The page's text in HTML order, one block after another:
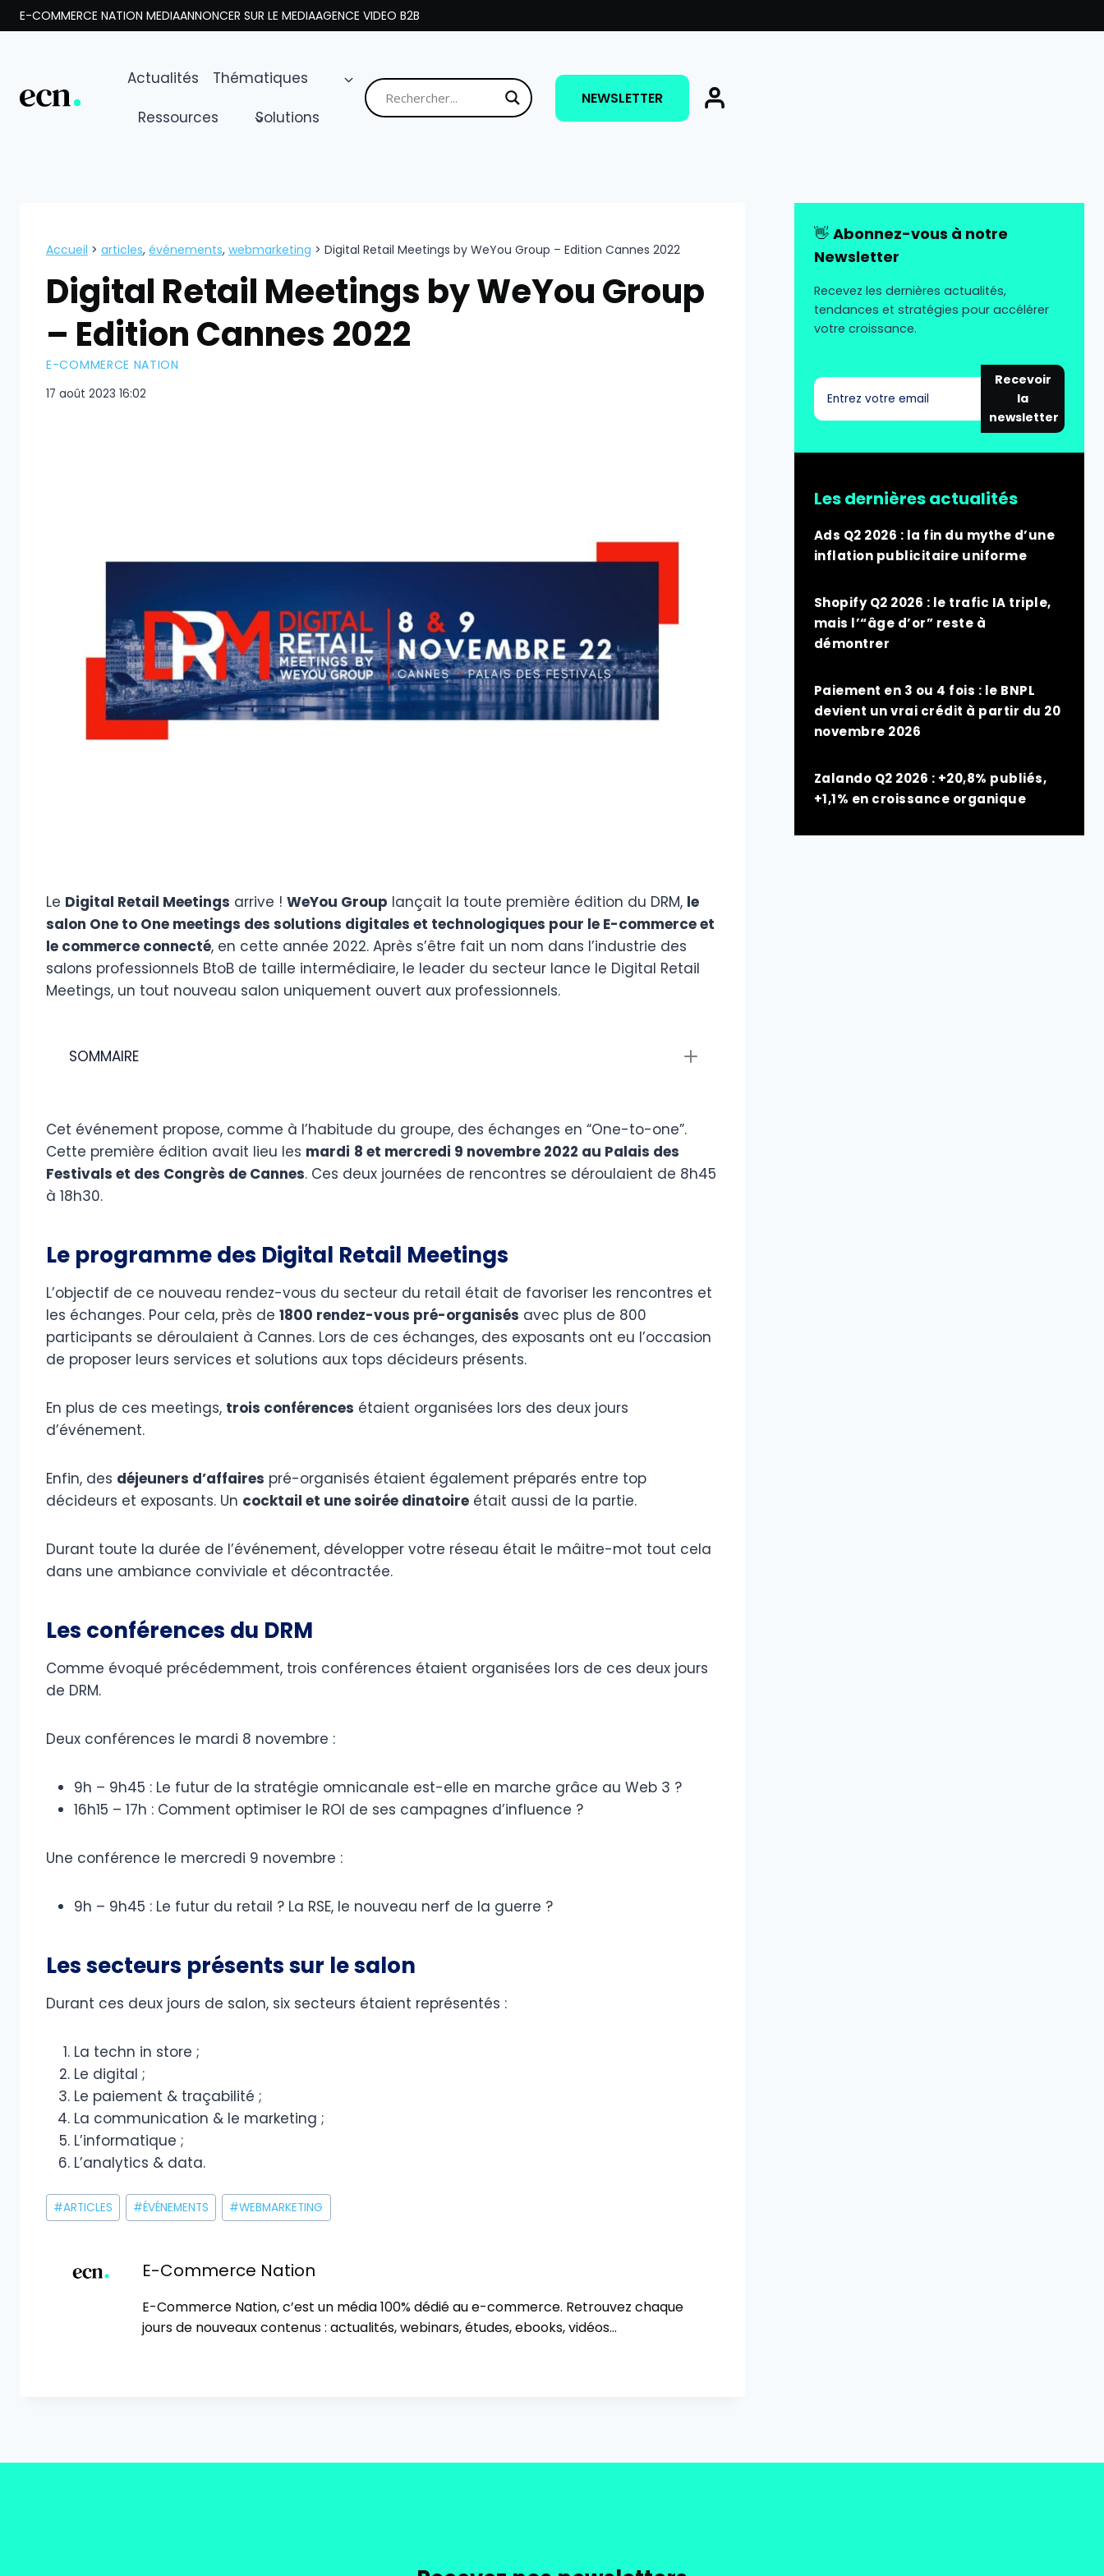
Aller
au
E-COMMERCE NATION MEDIAANNONCER SUR LE MEDIAAGENCE VIDEO B2B
Actualités
Thématiques
Ressources
Solutions
NEWSLETTER
Accueil > articles, événements, webmarketing > Digital Retail Meetings by WeYou Group – Edition Cannes 2022
Digital Retail Meetings by WeYou Group
– Edition Cannes 2022
E-COMMERCE NATION
17 août 2023 16:02
Le Digital Retail Meetings arrive ! WeYou Group lançait la toute première édition du DRM, le
salon One to One meetings des solutions digitales et technologiques pour le E-commerce et
le commerce connecté, en cette année 2022. Après s’être fait un nom dans l’industrie des
salons professionnels BtoB de taille intermédiaire, le leader du secteur lance le Digital Retail
Meetings, un tout nouveau salon uniquement ouvert aux professionnels.
SOMMAIRE
Cet événement propose, comme à l’habitude du groupe, des échanges en “One-to-one”.
Cette première édition avait lieu les mardi 8 et mercredi 9 novembre 2022 au Palais des
Festivals et des Congrès de Cannes. Ces deux journées de rencontres se déroulaient de 8h45
à 18h30.
Le programme des Digital Retail Meetings
L’objectif de ce nouveau rendez-vous du secteur du retail était de favoriser les rencontres et
les échanges. Pour cela, près de 1800 rendez-vous pré-organisés avec plus de 800
participants se déroulaient à Cannes. Lors de ces échanges, des exposants ont eu l’occasion
de proposer leurs services et solutions aux tops décideurs présents.
En plus de ces meetings, trois conférences étaient organisées lors des deux jours
d’événement.
Enfin, des déjeuners d’affaires pré-organisés étaient également préparés entre top
décideurs et exposants. Un cocktail et une soirée dinatoire était aussi de la partie.
Durant toute la durée de l’événement, développer votre réseau était le mâitre-mot tout cela
dans une ambiance conviviale et décontractée.
Les conférences du DRM
Comme évoqué précédemment, trois conférences étaient organisées lors de ces deux jours
de DRM.
Deux conférences le mardi 8 novembre :
9h – 9h45 : Le futur de la stratégie omnicanale est-elle en marche grâce au Web 3 ?
16h15 – 17h : Comment optimiser le ROI de ses campagnes d’influence ?
Une conférence le mercredi 9 novembre :
9h – 9h45 : Le futur du retail ? La RSE, le nouveau nerf de la guerre ?
Les secteurs présents sur le salon
Durant ces deux jours de salon, six secteurs étaient représentés :
La techn in store ;
Le digital ;
Le paiement & traçabilité ;
La communication & le marketing ;
L’informatique ;
L’analytics & data.
Étiquettes
de
publication :
#ARTICLES #ÉVÉNEMENTS #WEBMARKETING
E-Commerce Nation
E-Commerce Nation, c’est un média 100% dédié au e-commerce. Retrouvez chaque
jours de nouveaux contenus : actualités, webinars, études, ebooks, vidéos…
👋 Abonnez-vous à notre
Newsletter
Recevez les dernières actualités,
tendances et stratégies pour accélérer
votre croissance.
Recevoir
la
newsletter
Les dernières actualités
Ads Q2 2026 : la fin du mythe d’une
inflation publicitaire uniforme
Shopify Q2 2026 : le trafic IA triple,
mais l’“âge d’or” reste à
démontrer
Paiement en 3 ou 4 fois : le BNPL
devient un vrai crédit à partir du 20
novembre 2026
Zalando Q2 2026 : +20,8% publiés,
+1,1% en croissance organique